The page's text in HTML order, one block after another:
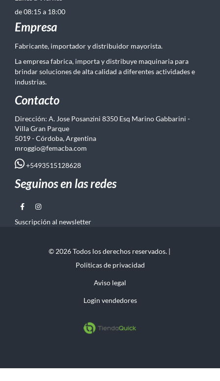
de 08:15 a 18:00
Empresa
Fabricante, importador y distribuidor mayorista.
La empresa fabrica, importa y distribuye maquinaria para
brindar soluciones de alta calidad a diferentes actividades e
industrias.
Contacto
Dirección: A. Jose Posanzini 8350 Esq Marino Gabbarini -
Villa Gran Parque
5019 - Córdoba, Argentina
mroggio@femacba.com
+5493515128628
Seguinos en las redes
Suscripción al newsletter
© 2026 Todos los derechos reservados. |
Politicas de privacidad
Aviso legal
Login vendedores